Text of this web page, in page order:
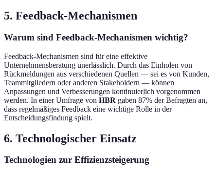
5. Feedback-Mechanismen
Warum sind Feedback-Mechanismen wichtig?
Feedback-Mechanismen sind für eine effektive
Unternehmensberatung unerlässlich. Durch das Einholen von
Rückmeldungen aus verschiedenen Quellen — sei es von Kunden,
Teammitgliedern oder anderen Stakeholdern — können
Anpassungen und Verbesserungen kontinuierlich vorgenommen
werden. In einer Umfrage von HBR gaben 87% der Befragten an,
dass regelmäßiges Feedback eine wichtige Rolle in der
Entscheidungsfindung spielt.
6. Technologischer Einsatz
Technologien zur Effizienzsteigerung